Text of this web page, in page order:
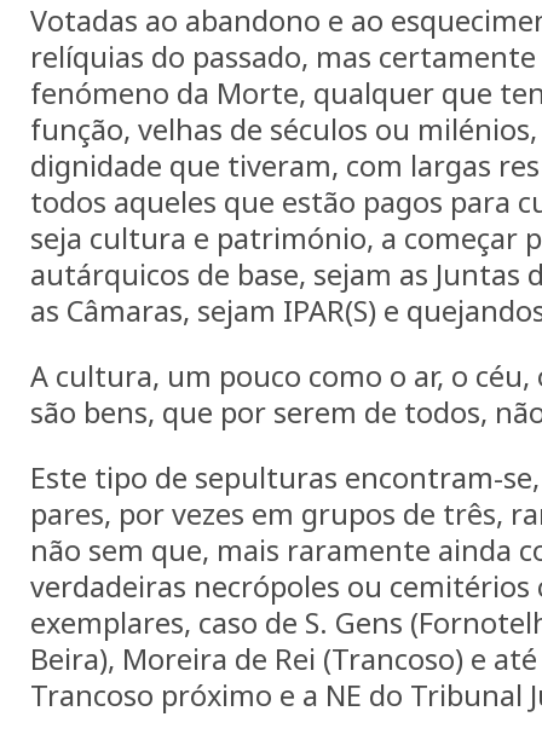
Votadas ao abandono e ao
relíquias do passado, mas
fenómeno da Morte, qualquer que
função, velhas de séculos ou
dignidade que tiveram, com largas
todos aqueles que estão pagos para
seja cultura e património, a começar
autárquicos de base, sejam as Juntas
as Câmaras, sejam IPAR(S) e
A cultura, um pouco como o ar, o céu,
são bens, que por serem de todos,
Este tipo de sepulturas encontram-
pares, por vezes em grupos de três,
não sem que, mais raramente ainda
verdadeiras necrópoles ou cemitérios
exemplares, caso de S. Gens
Beira), Moreira de Rei (Trancoso) e
Trancoso próximo e a NE do Tribunal